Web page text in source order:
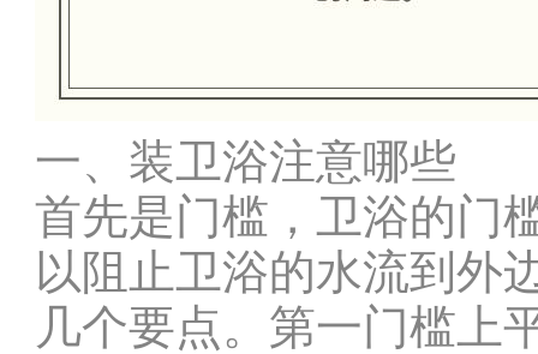
一、装卫浴注意哪些
首先是门槛，卫浴的门
以阻止卫浴的水流到外
几个要点。第一门槛上